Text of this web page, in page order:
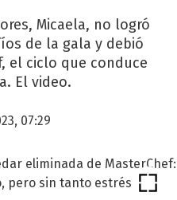
Micaela, no logró
de la gala y debió
el ciclo que conduce
El video.
07:29